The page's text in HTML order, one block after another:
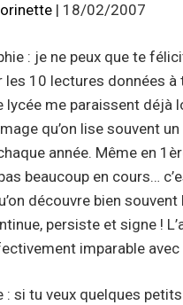
| 18/02/2007
: je ne peux que te
les 10 lectures données à
lycée me paraissent déjà
qu’on lise souvent
année. Même en
beaucoup en cours…
découvre bien
persiste et signe !
imparable avec
: si tu veux quelques